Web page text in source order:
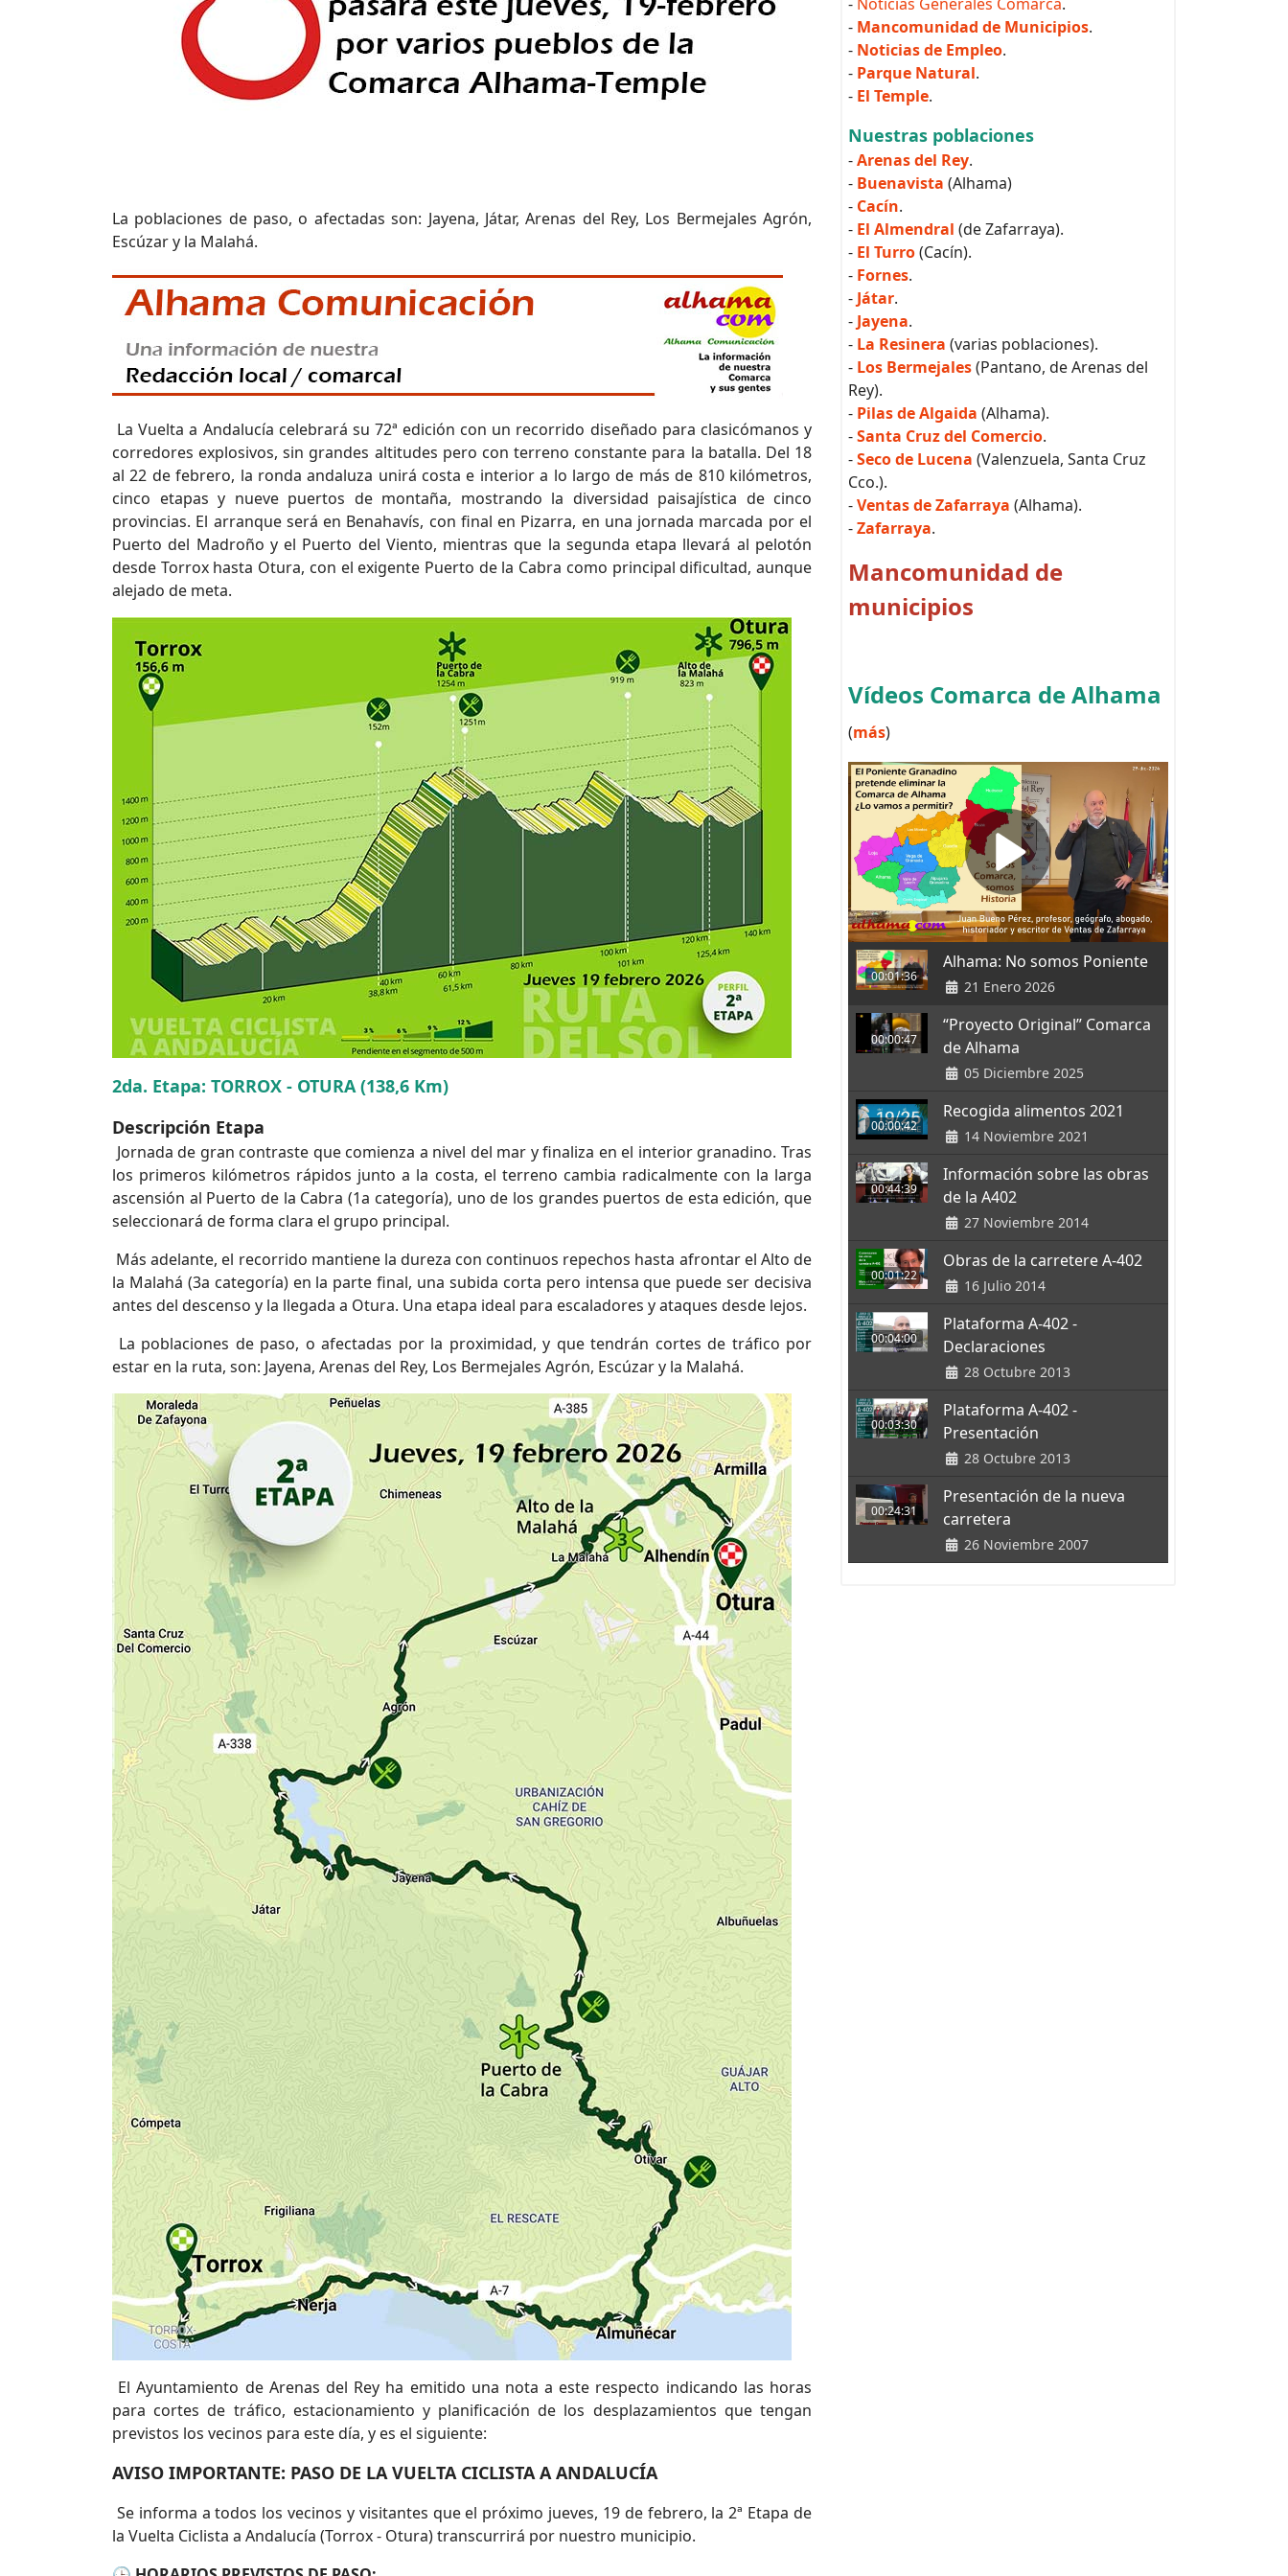
La poblaciones de paso, o afectadas son: Jayena, Játar, Arenas del Rey, Los Bermejales Agrón,
Escúzar y la Malahá.
La Vuelta a Andalucía celebrará su 72ª edición con un recorrido diseñado para clasicómanos y
corredores explosivos, sin grandes altitudes pero con terreno constante para la batalla. Del 18
al 22 de febrero, la ronda andaluza unirá costa e interior a lo largo de más de 810 kilómetros,
cinco etapas y nueve puertos de montaña, mostrando la diversidad paisajística de cinco
provincias. El arranque será en Benahavís, con final en Pizarra, en una jornada marcada por el
Puerto del Madroño y el Puerto del Viento, mientras que la segunda etapa llevará al pelotón
desde Torrox hasta Otura, con el exigente Puerto de la Cabra como principal dificultad, aunque
alejado de meta.
2da. Etapa: TORROX - OTURA (138,6 Km)
Descripción Etapa
Jornada de gran contraste que comienza a nivel del mar y finaliza en el interior granadino. Tras
los primeros kilómetros rápidos junto a la costa, el terreno cambia radicalmente con la larga
ascensión al Puerto de la Cabra (1a categoría), uno de los grandes puertos de esta edición, que
seleccionará de forma clara el grupo principal.
Más adelante, el recorrido mantiene la dureza con continuos repechos hasta afrontar el Alto de
la Malahá (3a categoría) en la parte final, una subida corta pero intensa que puede ser decisiva
antes del descenso y la llegada a Otura. Una etapa ideal para escaladores y ataques desde lejos.
La poblaciones de paso, o afectadas por la proximidad, y que tendrán cortes de tráfico por
estar en la ruta, son: Jayena, Arenas del Rey, Los Bermejales Agrón, Escúzar y la Malahá.
El Ayuntamiento de Arenas del Rey ha emitido una nota a este respecto indicando las horas
para cortes de tráfico, estacionamiento y planificación de los desplazamientos que tengan
previstos los vecinos para este día, y es el siguiente:
AVISO IMPORTANTE: PASO DE LA VUELTA CICLISTA A ANDALUCÍA
Se informa a todos los vecinos y visitantes que el próximo jueves, 19 de febrero, la 2ª Etapa de
la Vuelta Ciclista a Andalucía (Torrox - Otura) transcurrirá por nuestro municipio.
- Mancomunidad de Municipios.
- Noticias de Empleo.
- Parque Natural.
- El Temple.
Nuestras poblaciones
-Arenas del Rey.
- Buenavista (Alhama)
- Cacín.
- El Almendral (de Zafarraya).
- El Turro(Cacín).
- Fornes.
- Játar.
- Jayena.
- La Resinera (varias poblaciones).
- Los Bermejales(Pantano, de Arenas del
Rey).
- Pilas de Algaida (Alhama).
-Santa Cruz del Comercio.
-Seco de Lucena (Valenzuela, Santa Cruz
Cco.).
-Ventas de Zafarraya (Alhama).
-Zafarraya.
Mancomunidad de
municipios
Vídeos Comarca de Alhama
(más)
00:01:36
Alhama: No somos Poniente
21 Enero 2026
00:00:47
“Proyecto Original” Comarca
de Alhama
05 Diciembre 2025
00:00:42
Recogida alimentos 2021
14 Noviembre 2021
00:44:39
Información sobre las obras
de la A402
27 Noviembre 2014
00:01:22
Obras de la carretere A-402
16 Julio 2014
00:04:00
Plataforma A-402 -
Declaraciones
28 Octubre 2013
00:03:30
Plataforma A-402 -
Presentación
28 Octubre 2013
00:24:31
Presentación de la nueva
carretera
26 Noviembre 2007